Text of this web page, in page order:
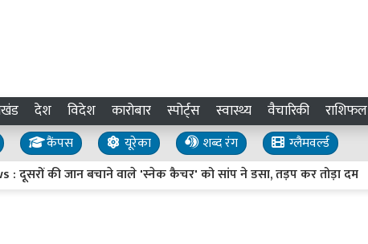
देश विदेश कारोबार स्पोर्ट्स स्वास्थ्य वैचारिकी राशिफल
कैंपस यूरेका शब्द रंग
ग्लैमवर्ल्ड
की जान बचाने वाले 'स्नेक कैचर' को सांप ने डसा, तड़प कर तोड़ा दम